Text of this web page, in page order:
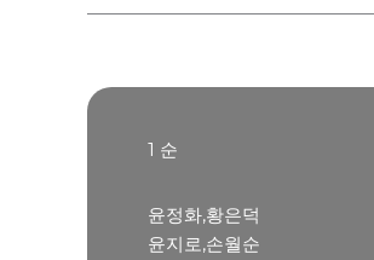
1 순
윤정화,황은덕
윤지로,손월순